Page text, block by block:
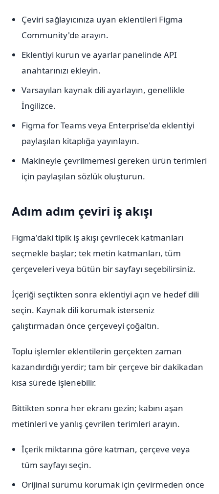
Çeviri sağlayıcınıza uyan eklentileri Figma
Community'de arayın.
Eklentiyi kurun ve ayarlar panelinde API
anahtarınızı ekleyin.
Varsayılan kaynak dili ayarlayın, genellikle
İngilizce.
Figma for Teams veya Enterprise'da eklentiyi
paylaşılan kitaplığa yayınlayın.
Makineyle çevrilmemesi gereken ürün terimleri
için paylaşılan sözlük oluşturun.
Adım adım çeviri iş akışı
Figma'daki tipik iş akışı çevrilecek katmanları
seçmekle başlar; tek metin katmanları, tüm
çerçeveleri veya bütün bir sayfayı seçebilirsiniz.
İçeriği seçtikten sonra eklentiyi açın ve hedef dili
seçin. Kaynak dili korumak isterseniz
çalıştırmadan önce çerçeveyi çoğaltın.
Toplu işlemler eklentilerin gerçekten zaman
kazandırdığı yerdir; tam bir çerçeve bir dakikadan
kısa sürede işlenebilir.
Bittikten sonra her ekranı gezin; kabını aşan
metinleri ve yanlış çevrilen terimleri arayın.
İçerik miktarına göre katman, çerçeve veya
tüm sayfayı seçin.
Orijinal sürümü korumak için çevirmeden önce